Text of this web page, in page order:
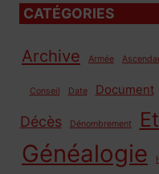
CATÉGORIES
Archive Armée
Conseil Date Document
Décès Dénombrement
Généalogie